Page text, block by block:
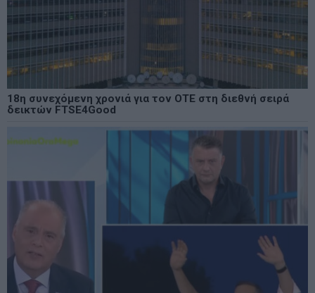
18η συνεχόμενη χρονιά για τον ΟΤΕ στη διεθνή σειρά
δεικτών FTSE4Good